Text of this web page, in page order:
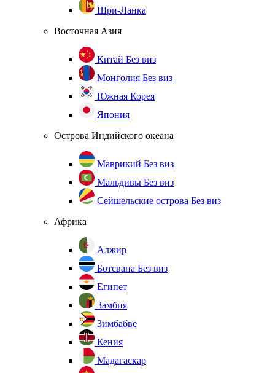
Шри-Ланка
Восточная Азия
Китай Без виз
Монголия Без виз
Южная Корея
Япония
Острова Индийского океана
Маврикий Без виз
Мальдивы Без виз
Сейшельские острова Без виз
Африка
Алжир
Ботсвана Без виз
Египет
Замбия
Зимбабве
Кения
Мадагаскар